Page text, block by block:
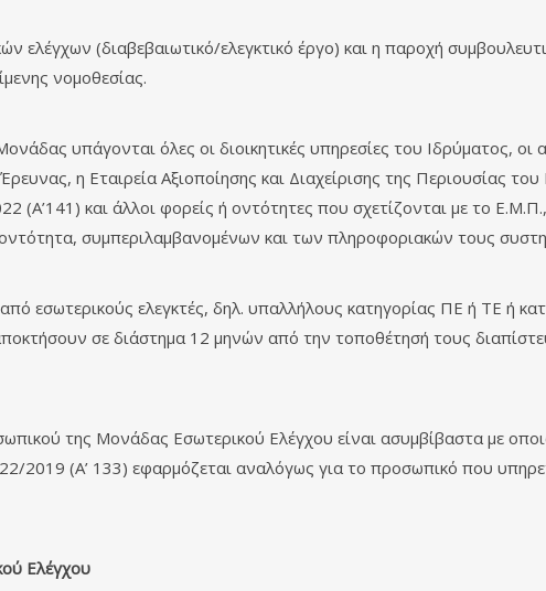
ελέγχων (διαβεβαιωτικό/ελεγκτικό έργο) και η παροχή
νομοθεσίας.
υπάγονται όλες οι διοικητικές υπηρεσίες του Ιδρύματος, οι
η Εταιρεία Αξιοποίησης και Διαχείρισης της Περιουσίας
(Α’141) και άλλοι φορείς ή οντότητες που σχετίζονται με το
συμπεριλαμβανομένων και των πληροφοριακών τους
εσωτερικούς ελεγκτές, δηλ. υπαλλήλους κατηγορίας ΠΕ ή ΤΕ ή
σε διάστημα 12 μηνών από την τοποθέτησή τους
της Μονάδας Εσωτερικού Ελέγχου είναι ασυμβίβαστα με
2019 (Α’ 133) εφαρμόζεται αναλόγως για το προσωπικό που
Ελέγχου